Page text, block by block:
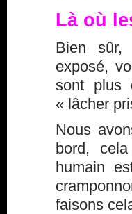
Là où
Bien sûr,
exposé,
sont plus
« lâcher
Nous
bord,
humain
faisons